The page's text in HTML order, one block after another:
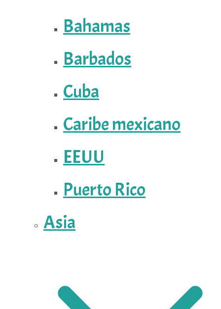
Bahamas
Barbados
Cuba
Caribe mexicano
EEUU
Puerto Rico
Asia